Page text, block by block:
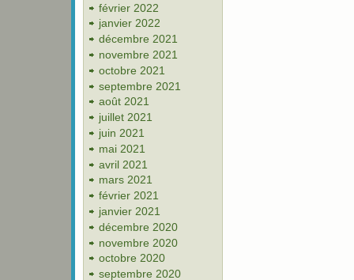
février 2022
janvier 2022
décembre 2021
novembre 2021
octobre 2021
septembre 2021
août 2021
juillet 2021
juin 2021
mai 2021
avril 2021
mars 2021
février 2021
janvier 2021
décembre 2020
novembre 2020
octobre 2020
septembre 2020